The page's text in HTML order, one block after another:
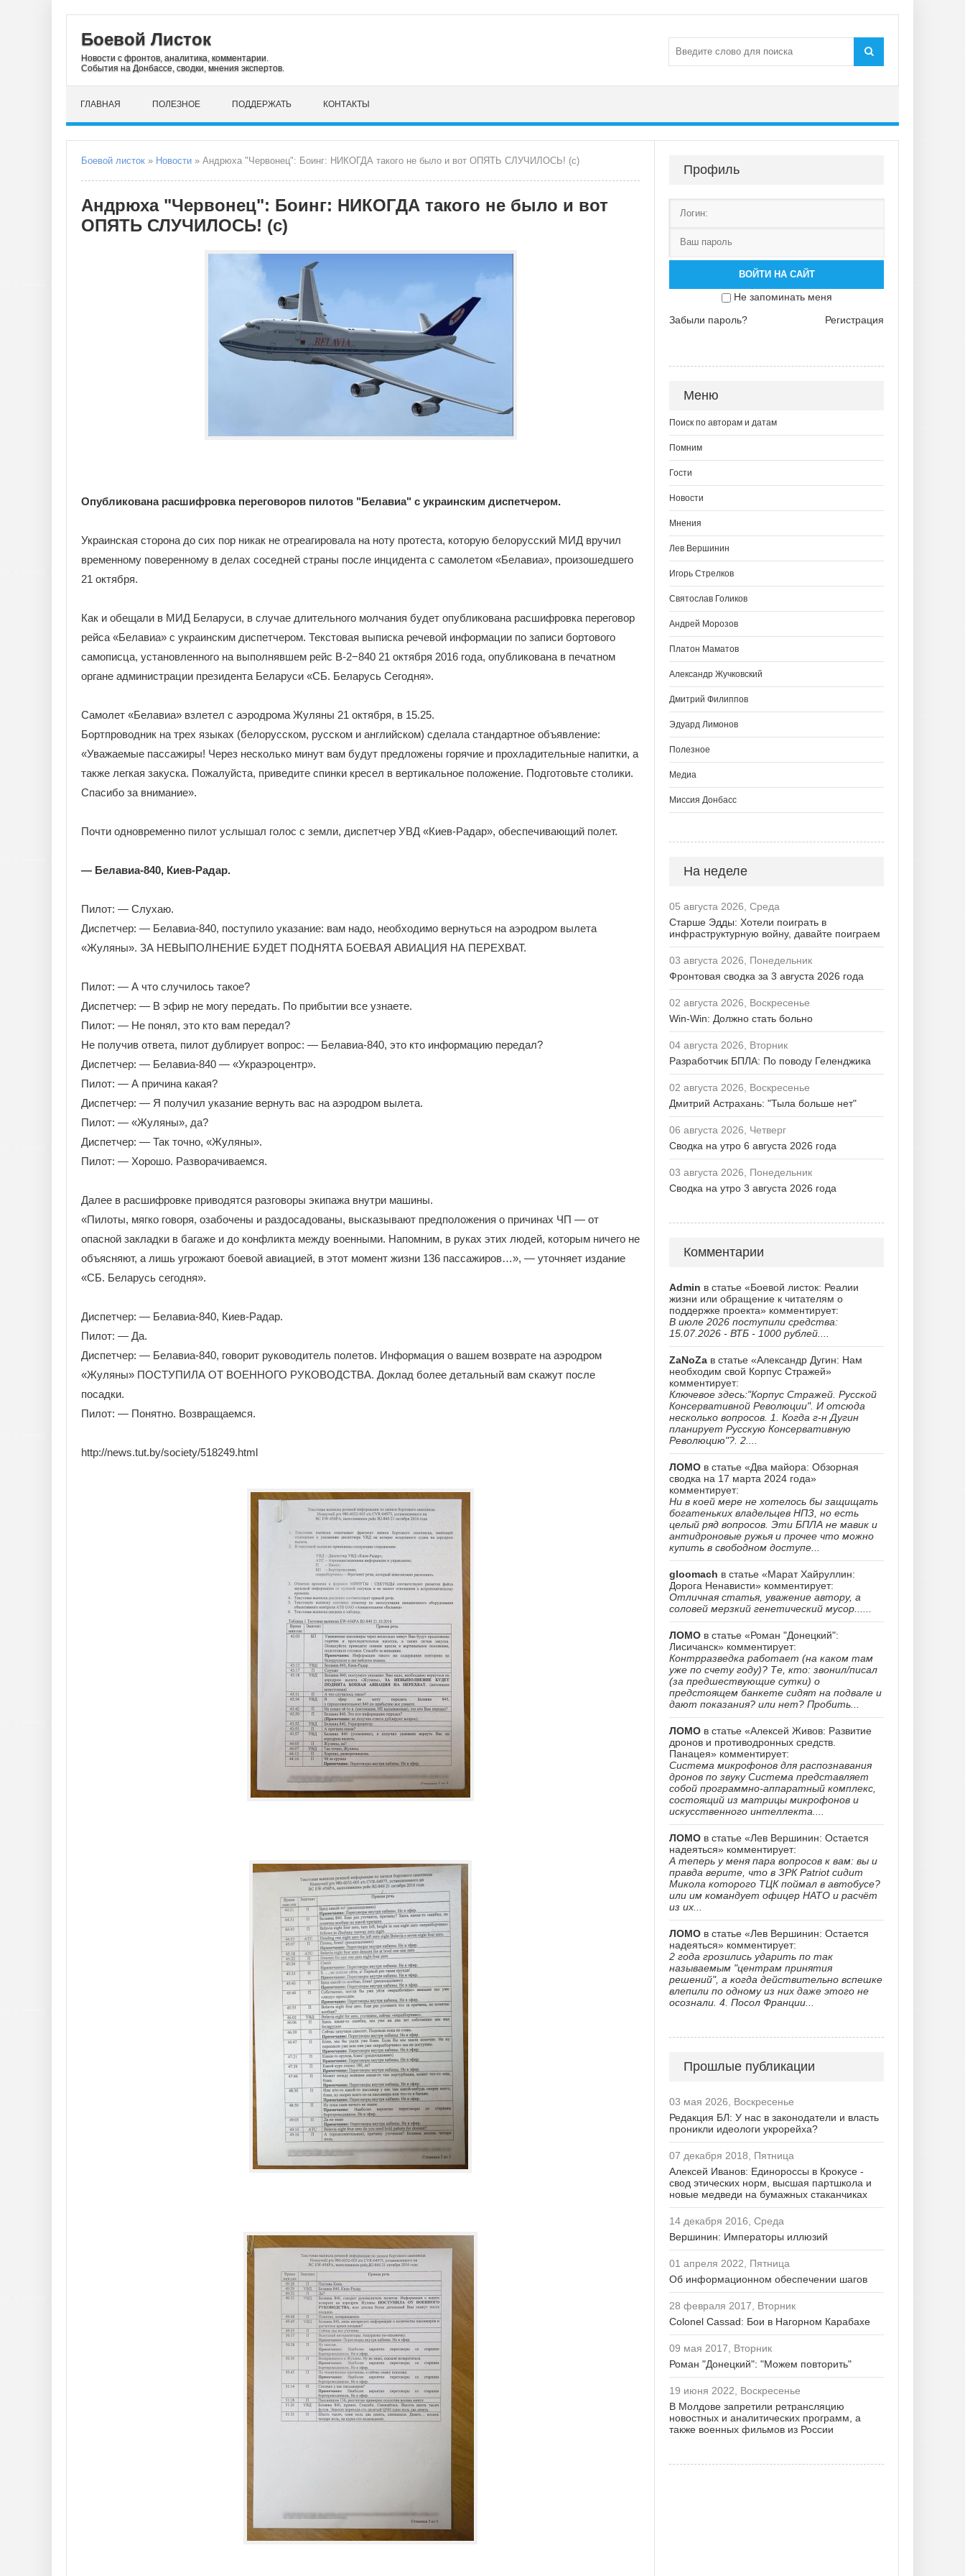
Боевой Листок
Новости с фронтов, аналитика, комментарии.
События на Донбассе, сводки, мнения экспертов.
ГЛАВНАЯ ПОЛЕЗНОЕ ПОДДЕРЖАТЬ КОНТАКТЫ
Боевой листок » Новости » Андрюха "Червонец": Боинг: НИКОГДА такого не было и вот ОПЯТЬ СЛУЧИЛОСЬ! (с)
Андрюха "Червонец": Боинг: НИКОГДА такого не было и вот
ОПЯТЬ СЛУЧИЛОСЬ! (с)
Опубликована расшифровка переговоров пилотов "Белавиа" с украинским диспетчером.
Украинская сторона до сих пор никак не отреагировала на ноту протеста, которую белорусский МИД вручил
временному поверенному в делах соседней страны после инцидента с самолетом «Белавиа», произошедшего
21 октября.
Как и обещали в МИД Беларуси, в случае длительного молчания будет опубликована расшифровка переговор
рейса «Белавиа» с украинским диспетчером. Текстовая выписка речевой информации по записи бортового
самописца, установленного на выполнявшем рейс В-2−840 21 октября 2016 года, опубликована в печатном
органе администрации президента Беларуси «СБ. Беларусь Сегодня».
Самолет «Белавиа» взлетел с аэродрома Жуляны 21 октября, в 15.25.
Бортпроводник на трех языках (белорусском, русском и английском) сделала стандартное объявление:
«Уважаемые пассажиры! Через несколько минут вам будут предложены горячие и прохладительные напитки, а
также легкая закуска. Пожалуйста, приведите спинки кресел в вертикальное положение. Подготовьте столики.
Спасибо за внимание».
Почти одновременно пилот услышал голос с земли, диспетчер УВД «Киев-Радар», обеспечивающий полет.
— Белавиа-840, Киев-Радар.
Пилот: — Слухаю.
Диспетчер: — Белавиа-840, поступило указание: вам надо, необходимо вернуться на аэродром вылета
«Жуляны». ЗА НЕВЫПОЛНЕНИЕ БУДЕТ ПОДНЯТА БОЕВАЯ АВИАЦИЯ НА ПЕРЕХВАТ.
Пилот: — А что случилось такое?
Диспетчер: — В эфир не могу передать. По прибытии все узнаете.
Пилот: — Не понял, это кто вам передал?
Не получив ответа, пилот дублирует вопрос: — Белавиа-840, это кто информацию передал?
Диспетчер: — Белавиа-840 — «Украэроцентр».
Пилот: — А причина какая?
Диспетчер: — Я получил указание вернуть вас на аэродром вылета.
Пилот: — «Жуляны», да?
Диспетчер: — Так точно, «Жуляны».
Пилот: — Хорошо. Разворачиваемся.
Далее в расшифровке приводятся разговоры экипажа внутри машины.
«Пилоты, мягко говоря, озабочены и раздосадованы, высказывают предположения о причинах ЧП — от
опасной закладки в багаже и до конфликта между военными. Напомним, в руках этих людей, которым ничего не
объясняют, а лишь угрожают боевой авиацией, в этот момент жизни 136 пассажиров…», — уточняет издание
«СБ. Беларусь сегодня».
Диспетчер: — Белавиа-840, Киев-Радар.
Пилот: — Да.
Диспетчер: — Белавиа-840, говорит руководитель полетов. Информация о вашем возврате на аэродром
«Жуляны» ПОСТУПИЛА ОТ ВОЕННОГО РУКОВОДСТВА. Доклад более детальный вам скажут после
посадки.
Пилот: — Понятно. Возвращаемся.
http://news.tut.by/society/518249.html
Профиль
ВОЙТИ НА САЙТ
Не запоминать меня
Забыли пароль?
Регистрация
Меню
Поиск по авторам и датам
Помним
Гости
Новости
Мнения
Лев Вершинин
Игорь Стрелков
Святослав Голиков
Андрей Морозов
Платон Маматов
Александр Жучковский
Дмитрий Филиппов
Эдуард Лимонов
Полезное
Медиа
Миссия Донбасс
На неделе
05 августа 2026, Среда
Старше Эдды: Хотели поиграть в
инфраструктурную войну, давайте поиграем
03 августа 2026, Понедельник
Фронтовая сводка за 3 августа 2026 года
02 августа 2026, Воскресенье
Win-Win: Должно стать больно
04 августа 2026, Вторник
Разработчик БПЛА: По поводу Геленджика
02 августа 2026, Воскресенье
Дмитрий Астрахань: "Тыла больше нет"
06 августа 2026, Четверг
Сводка на утро 6 августа 2026 года
03 августа 2026, Понедельник
Сводка на утро 3 августа 2026 года
Комментарии
Admin в статье «Боевой листок: Реалии
жизни или обращение к читателям о
поддержке проекта» комментирует:
В июле 2026 поступили средства:
15.07.2026 - ВТБ - 1000 рублей....
ZaNoZa в статье «Александр Дугин: Нам
необходим свой Корпус Стражей»
комментирует:
Ключевое здесь:"Корпус Стражей. Русской
Консервативной Революции". И отсюда
несколько вопросов. 1. Когда г-н Дугин
планирует Русскую Консервативную
Революцию"?. 2....
ЛОМО в статье «Два майора: Обзорная
сводка на 17 марта 2024 года»
комментирует:
Ни в коей мере не хотелось бы защищать
богатеньких владельцев НПЗ, но есть
целый ряд вопросов. Эти БПЛА не мавик и
антидроновые ружья и прочее что можно
купить в свободном доступе...
gloomach в статье «Марат Хайруллин:
Дорога Ненависти» комментирует:
Отличная статья, уважение автору, а
соловей мерзкий генетический мусор......
ЛОМО в статье «Роман "Донецкий":
Лисичанск» комментирует:
Контрразведка работает (на каком там
уже по счету году)? Те, кто: звонил/писал
(за предшествующие сутки) о
предстоящем банкете сидят на подвале и
дают показания? или нет? Пробить...
ЛОМО в статье «Алексей Живов: Развитие
дронов и противодронных средств.
Панацея» комментирует:
Система микрофонов для распознавания
дронов по звуку Система представляет
собой программно-аппаратный комплекс,
состоящий из матрицы микрофонов и
искусственного интеллекта....
ЛОМО в статье «Лев Вершинин: Остается
надеяться» комментирует:
А теперь у меня пара вопросов к вам: вы и
правда верите, что в ЗРК Patriot сидит
Микола которого ТЦК поймал в автобусе?
или им командует офицер НАТО и расчёт
из их...
ЛОМО в статье «Лев Вершинин: Остается
надеяться» комментирует:
2 года грозились ударить по так
называемым "центрам принятия
решений", а когда действительно вспешке
влепили по одному из них даже этого не
осознали. 4. Посол Франции...
Прошлые публикации
03 мая 2026, Воскресенье
Редакция БЛ: У нас в законодатели и власть
проникли идеологи укрорейха?
07 декабря 2018, Пятница
Алексей Иванов: Единороссы в Крокусе -
свод этических норм, высшая партшкола и
новые медведи на бумажных стаканчиках
14 декабря 2016, Среда
Вершинин: Императоры иллюзий
01 апреля 2022, Пятница
Об информационном обеспечении шагов
28 февраля 2017, Вторник
Colonel Cassad: Бои в Нагорном Карабахе
09 мая 2017, Вторник
Роман "Донецкий": "Можем повторить"
19 июня 2022, Воскресенье
В Молдове запретили ретрансляцию
новостных и аналитических программ, а
также военных фильмов из России